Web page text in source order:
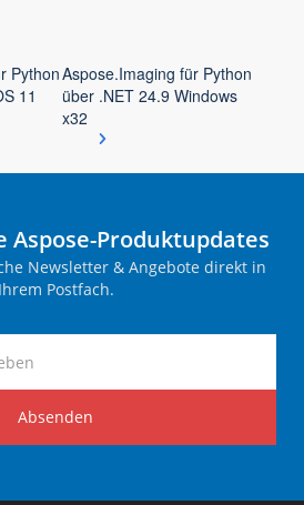
Python
11
Aspose.Imaging für Python
über .NET 24.9 Windows
x32
Aspose-Produktupdates
Newsletter & Angebote direkt in
Ihrem Postfach.
Absenden